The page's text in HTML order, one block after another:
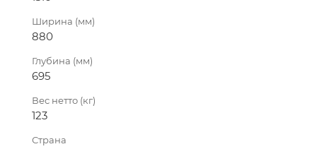
Ширина (мм)
880
Глубина (мм)
695
Вес нетто (кг)
123
Страна